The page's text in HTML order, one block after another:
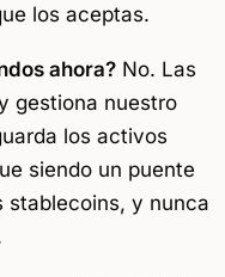
los aceptas.
ahora? No. Las
gestiona nuestro
los activos
siendo un puente
y nunca